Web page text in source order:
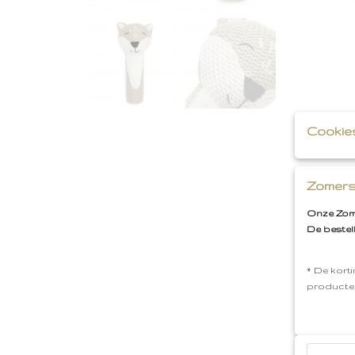
Onze
De
* De